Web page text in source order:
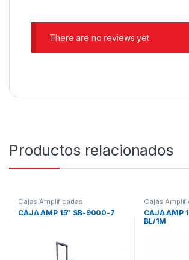
There are no reviews yet.
Productos relacionados
Cajas Amplificadas
CAJA AMP 15″ SB-9000-7
Cajas
CAJA AMP
BL/1M